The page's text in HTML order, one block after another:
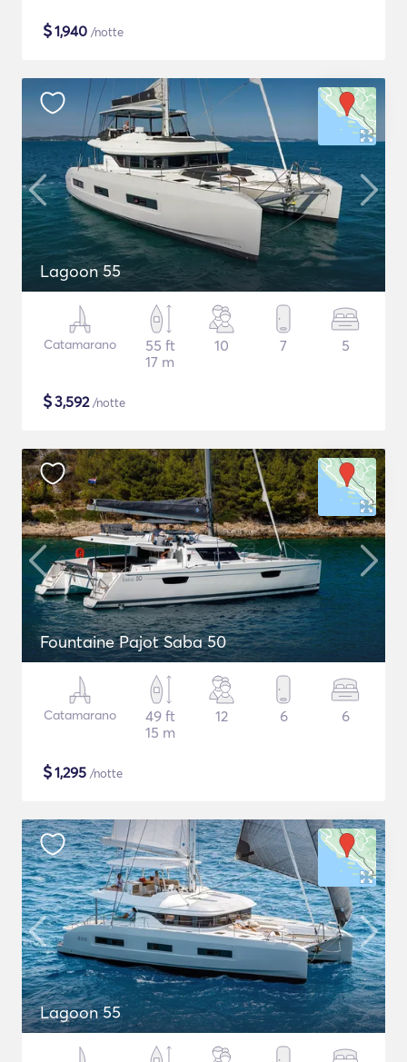
$1,940 /notte
Lagoon 55
Catamarano
55 ft
17 m
10 7 5
$3,592/notte
Fountaine Pajot Saba 50
Catamarano
49 ft
15 m
12 6 6
$1,295 /notte
Lagoon 55